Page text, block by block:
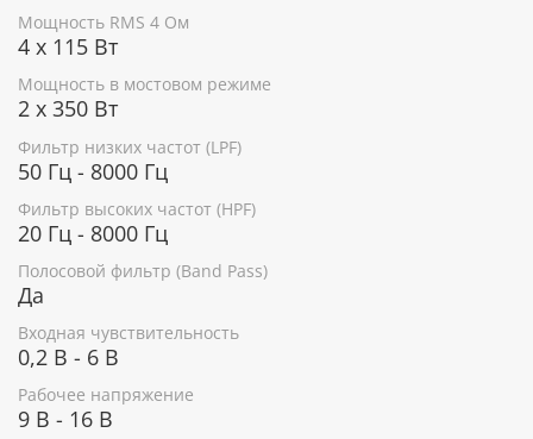
Мощность RMS 4 Ом
4 х 115 Вт
Мощность в мостовом режиме
2 х 350 Вт
Фильтр низких частот (LPF)
50 Гц - 8000 Гц
Фильтр высоких частот (HPF)
20 Гц - 8000 Гц
Полосовой фильтр (Band Pass)
Да
Входная чувствительность
0,2 В - 6 В
Рабочее напряжение
9 В - 16 В